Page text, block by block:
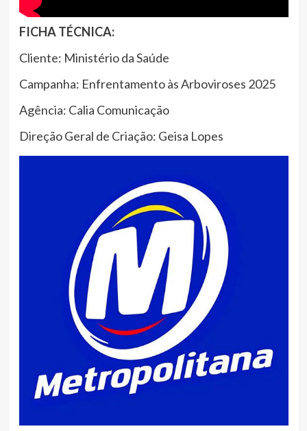
FICHA TÉCNICA:
Cliente: Ministério da Saúde
Campanha: Enfrentamento às Arboviroses 2025
Agência: Calia Comunicação
Direção Geral de Criação: Geisa Lopes